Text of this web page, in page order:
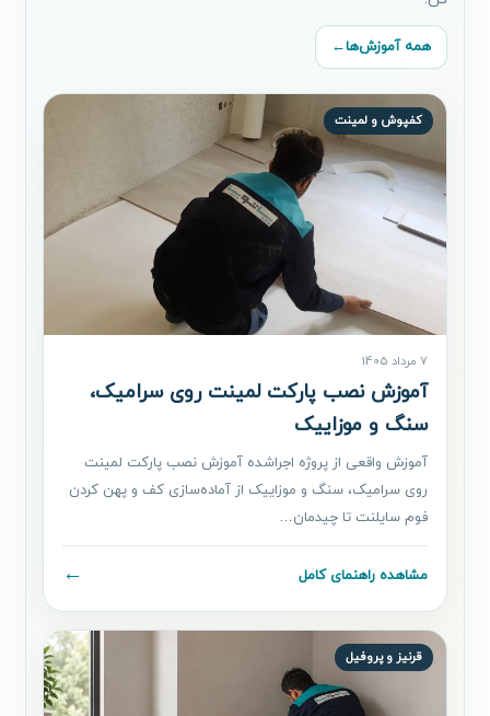
همه آموزش‌ها←
کفپوش و لمینت
7 مرداد 1405
آموزش نصب پارکت لمینت روی سرامیک،
سنگ و موزاییک
آموزش واقعی از پروژه اجراشده آموزش نصب پارکت لمینت
روی سرامیک، سنگ و موزاییک از آماده‌سازی کف و پهن کردن
فوم سایلنت تا چیدمان…
مشاهده راهنمای کامل ←
قرنیز و پروفیل